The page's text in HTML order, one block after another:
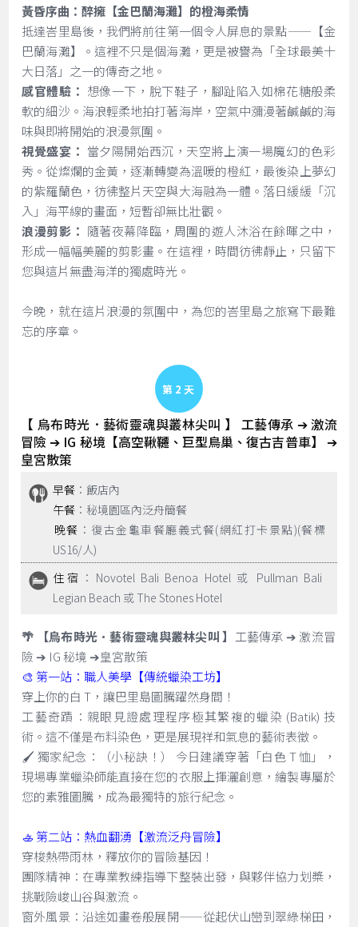
黃昏序曲：醉擁【金巴蘭海灘】的橙海柔情
抵達峇里島後，我們將前往第一個令人屏息的景點——【金
巴蘭海灘】。這裡不只是個海灘，更是被譽為「全球最美十
大日落」之一的傳奇之地。
感官體驗： 想像一下，脫下鞋子，腳趾陷入如棉花糖般柔
軟的細沙。海浪輕柔地拍打著海岸，空氣中瀰漫著鹹鹹的海
味與即將開始的浪漫氛圍。
視覺盛宴： 當夕陽開始西沉，天空將上演一場魔幻的色彩
秀。從燦爛的金黃，逐漸轉變為溫暖的橙紅，最後染上夢幻
的紫羅蘭色，彷彿整片天空與大海融為一體。落日緩緩「沉
入」海平線的畫面，短暫卻無比壯觀。
浪漫剪影： 隨著夜幕降臨，周圍的遊人沐浴在餘暉之中，
形成一幅幅美麗的剪影畫。在這裡，時間彷彿靜止，只留下
您與這片無盡海洋的獨處時光。
今晚，就在這片浪漫的氛圍中，為您的峇里島之旅寫下最難
忘的序章。
Day 2
【 烏布時光．藝術靈魂與叢林尖叫 】 工藝傳承 ➔ 激流
冒險 ➔ IG 秘境【高空鞦韆、巨型鳥巢、復古吉普車】 ➔
皇宮散策
早餐 ：飯店內
午餐 ：秘境園區內泛舟簡餐
晚餐 ：復古金龜車餐廳義式餐(網紅打卡景點)(餐標
US16/人)
住宿 ：Novotel Bali Benoa Hotel 或 Pullman Bali
Legian Beach 或 The Stones Hotel
🌴 【烏布時光．藝術靈魂與叢林尖叫 】 工藝傳承 ➔ 激流冒
險 ➔ IG 秘境 ➔皇宮散策
🎨 第一站：職人美學【傳統蠟染工坊】
穿上你的白 T，讓巴里島圖騰躍然身間！
工藝奇蹟：親眼見證處理程序極其繁複的蠟染 (Batik) 技
術。這不僅是布料染色，更是展現祥和氣息的藝術表徵。
🖌️ 獨家紀念：（小秘訣！） 今日建議穿著「白色 T 恤」，
現場專業蠟染師能直接在您的衣服上揮灑創意，繪製專屬於
您的素雅圖騰，成為最獨特的旅行紀念。
🚣 第二站：熱血翻湧【激流泛舟冒險】
穿梭熱帶雨林，釋放你的冒險基因！
團隊精神：在專業教練指導下整裝出發，與夥伴協力划槳，
挑戰險峻山谷與激流。
窗外風景：沿途如畫卷般展開——從起伏山巒到翠綠梯田，